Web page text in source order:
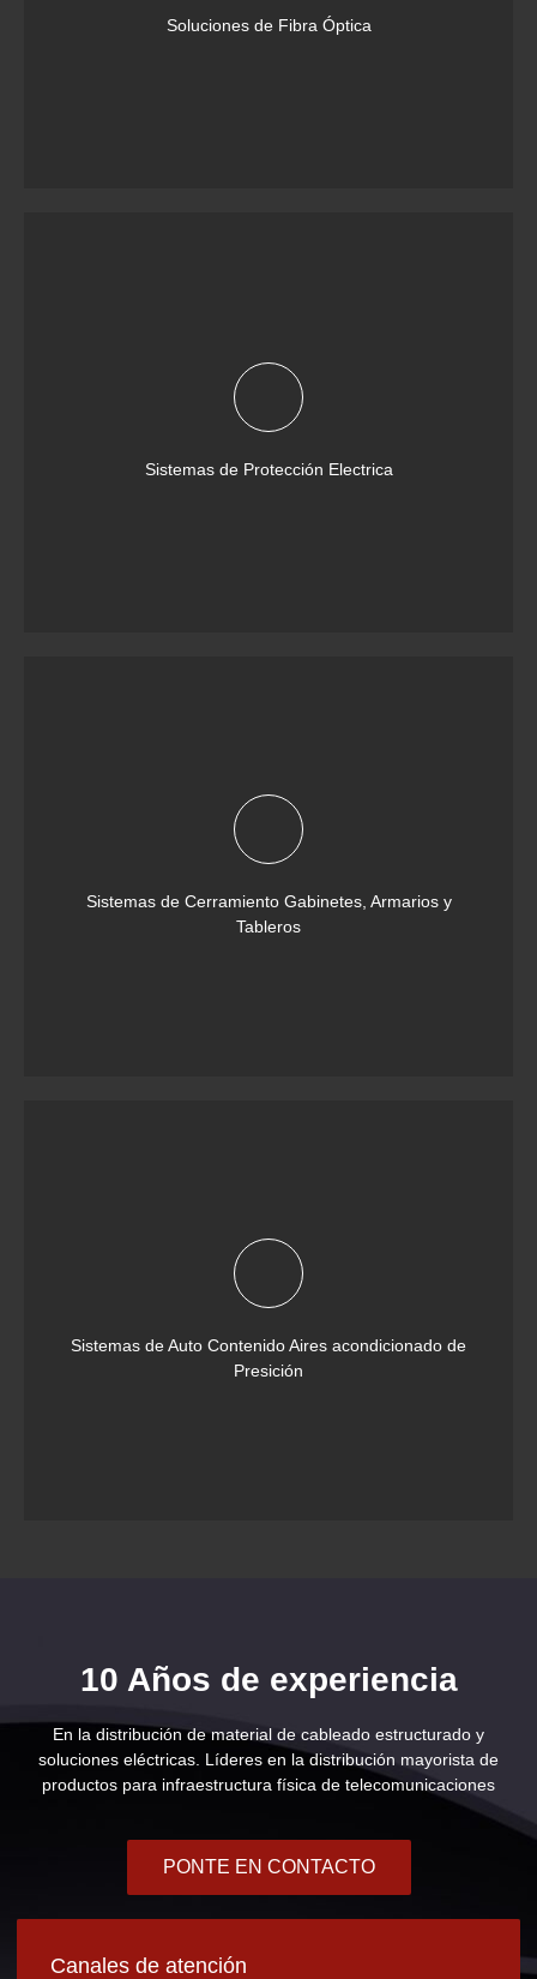
Soluciones de Fibra Óptica
Sistemas de Protección Electrica
Sistemas de Cerramiento Gabinetes, Armarios y
Tableros
Sistemas de Auto Contenido Aires acondicionado de
Presición
10 Años de experiencia
En la distribución de material de cableado estructurado y
soluciones eléctricas. Líderes en la distribución mayorista de
productos para infraestructura física de telecomunicaciones
PONTE EN CONTACTO
Canales de atención